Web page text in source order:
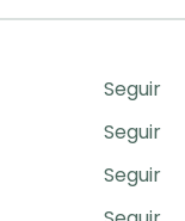
Seguir
Seguir
Seguir